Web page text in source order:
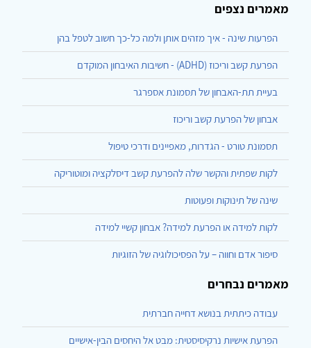
מאמרים נצפים
הפרעות שינה - איך מזהים אותן ולמה כל-כך חשוב לטפל בהן
הפרעת קשב וריכוז (ADHD) - חשיבות האיבחון המוקדם
בעיית תת-האבחון של תסמונת אספרגר
אבחון של הפרעת קשב וריכוז
תסמונת טורט - הגדרות, מאפיינים ודרכי טיפול
לקות שפתית והקשר שלה להפרעת קשב דיסלקציה ומוטוריקה
שינה של תינוקות ופעוטות
לקות למידה או הפרעת למידה? אבחון קשיי למידה
סיפור אדם וחווה – על הפסיכולוגיה של הזוגיות
מאמרים נבחרים
עבודה כיתתית בנושא דחייה חברתית
הפרעת אישיות נרקיסיסטית: מבט אל היחסים הבין-אישיים